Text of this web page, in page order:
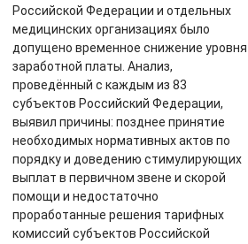
Российской Федерации и отдельных
медицинских организациях было
допущено временное снижение уровня
заработной платы. Анализ,
проведённый с каждым из 83
субъектов Российский Федерации,
выявил причины: позднее принятие
необходимых нормативных актов по
порядку и доведению стимулирующих
выплат в первичном звене и скорой
помощи и недостаточно
проработанные решения тарифных
комиссий субъектов Российской